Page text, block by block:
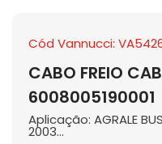
Cód Vannucci:
CABO FREIO
6008005190001
Aplicação: AGRALE
2003...